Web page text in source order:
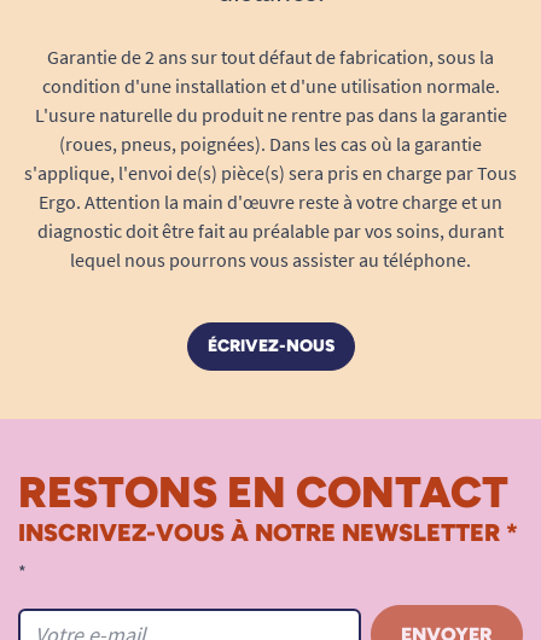
Garantie de 2 ans sur tout défaut de fabrication, sous la
condition d'une installation et d'une utilisation normale.
L'usure naturelle du produit ne rentre pas dans la garantie
(roues, pneus, poignées). Dans les cas où la garantie
s'applique, l'envoi de(s) pièce(s) sera pris en charge par Tous
Ergo. Attention la main d'œuvre reste à votre charge et un
diagnostic doit être fait au préalable par vos soins, durant
lequel nous pourrons vous assister au téléphone.
ÉCRIVEZ-NOUS
RESTONS EN CONTACT
INSCRIVEZ-VOUS À NOTRE NEWSLETTER *
*